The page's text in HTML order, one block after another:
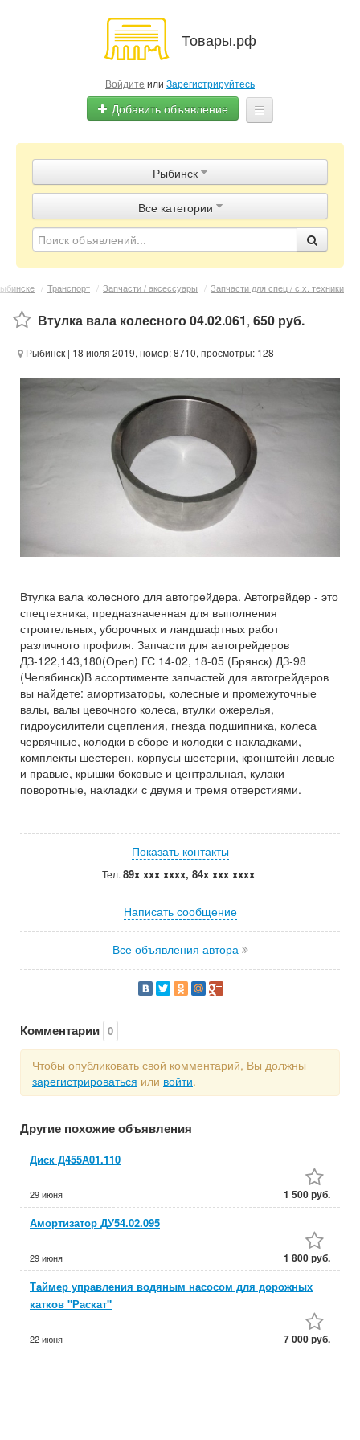
Товары.рф
Войдите или Зарегистрируйтесь
Добавить объявление
Объявления
Магазины
Контакты
Рыбинск
Все категории
/ Транспорт / Запчасти / аксессуары / Запчасти для спец / с.х. техники
Втулка вала колесного 04.02.061, 650 руб.
Рыбинск | 18 июля 2019, номер: 8710, просмотры: 128
Втулка вала колесного для автогрейдера. Автогрейдер - это
спецтехника, предназначенная для выполнения
строительных, уборочных и ландшафтных работ
различного профиля. Запчасти для автогрейдеров
ДЗ-122,143,180(Орел) ГС 14-02, 18-05 (Брянск) ДЗ-98
(Челябинск)В ассортименте запчастей для автогрейдеров
вы найдете: амортизаторы, колесные и промежуточные
валы, валы цевочного колеса, втулки ожерелья,
гидроусилители сцепления, гнезда подшипника, колеса
червячные, колодки в сборе и колодки с накладками,
комплекты шестерен, корпусы шестерни, кронштейн левые
и правые, крышки боковые и центральная, кулаки
поворотные, накладки с двумя и тремя отверстиями.
Показать контакты
Тел. 89x xxx xxxx, 84x xxx xxxx
Написать сообщение
Все объявления автора
Комментарии 0
Чтобы опубликовать свой комментарий, Вы должны
зарегистрироваться или войти.
Другие похожие объявления
Диск Д455А01.110
29 июня 1 500 руб.
Амортизатор ДУ54.02.095
29 июня 1 800 руб.
Таймер управления водяным насосом для дорожных
катков "Раскат"
22 июня 7 000 руб.